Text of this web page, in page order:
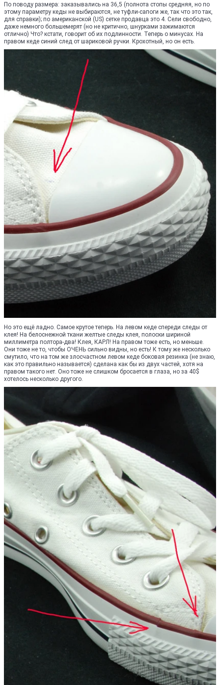
По поводу размера: заказывались на 36,5 (полнота стопы средняя, но по
этому параметру кеды не выбираются, не туфли-сапоги же, так что это так,
для справки); по американской (US) сетке продавца это 4. Сели свободно,
даже немного большемерят (но не критично, шнурками зажимаются
отлично) Что? кстати, говорит об их подлинности. Теперь о минусах. На
правом кеде синий след от шариковой ручки. Крохотный, но он есть.
Но это ещё ладно. Самое крутое теперь. На левом кеде спереди следы от
клея! На белоснежной ткани желтые следы клея, полоски шириной
миллиметра полтора-два! Клея, КАРЛ! На правом тоже есть, но меньше.
Они тоже не то, чтобы ОЧЕНЬ сильно видны, но есть! К тому же несколько
смутило, что на том же злосчастном левом кеде боковая резинка (не знаю,
как это правильно называется) сделана как бы из двух частей, хотя на
правом такого нет. Оно тоже не слишком бросается в глаза, но за 40$
хотелось несколько другого.